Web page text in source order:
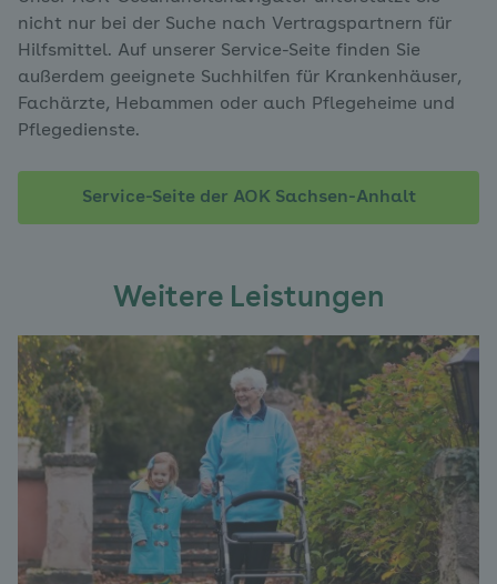
nicht nur bei der Suche nach Vertragspartnern für
Hilfsmittel. Auf unserer Service-Seite finden Sie
außerdem geeignete Suchhilfen für Krankenhäuser,
Fachärzte, Hebammen oder auch Pflegeheime und
Pflegedienste.
Service-Seite der AOK Sachsen-Anhalt
Weitere Leistungen